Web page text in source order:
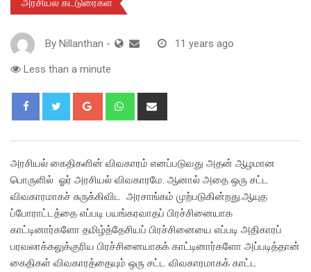
அரசியல் கட்டுரைகள்
By Nillanthan - 11 years ago
Less than a minute
Google+ Whatsapp
அரசியல் கைதிகளின் விவகாரம் எனப்படுவது அதன் ஆழமான
பொருளில் ஓர் அரசியல் விவகாரமே. ஆனால் அதை ஒரு சட்ட
விவகாரமாகச் சுருக்கிவிட அரசாங்கம் முற்படுகின்றது.ஆயுத
ப்போராட்டத்தை எப்படி பயங்கரவாதப் பிரச்சினையாக
காட்டினார்களோ தமிழ்த்தேசியப் பிரச்சினையை எப்படி அதிகாரப்
பரவலாக்கலுக்குரிய பிரச்சினையாகக் காட்டினார்களோ அப்படித்தான்
கைதிகள் விவகாரத்தையும் ஒரு சட்ட விவகாரமாகக் காட்ட